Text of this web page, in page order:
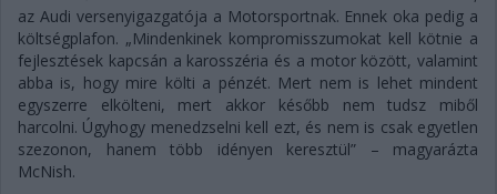
az Audi versenyigazgatója a Motorsportnak. Ennek oka pedig a
költségplafon. „Mindenkinek kompromisszumokat kell kötnie a
fejlesztések kapcsán a karosszéria és a motor között, valamint
abba is, hogy mire költi a pénzét. Mert nem is lehet mindent
egyszerre elkölteni, mert akkor később nem tudsz miből
harcolni. Úgyhogy menedzselni kell ezt, és nem is csak egyetlen
szezonon, hanem több idényen keresztül” – magyarázta
McNish.